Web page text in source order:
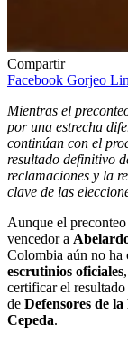
Compartir
Facebook Gorjeo
Mientras el
por una estrecha
continúan con el
resultado definitivo
reclamaciones y la
clave de las
Aunque el
vencedor a
Colombia aún no ha
escrutinios oficiales
certificar el
de Defensores de
Cepeda.